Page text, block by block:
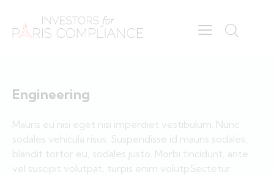
Engineering
Mauris eu nisi eget nisi imperdiet vestibulum. Nunc
sodales vehicula risus. Suspendisse id mauris sodales,
blandit tortor eu, sodales justo. Morbi tincidunt, ante
vel suscipit volutpat, turpis enim volutpSectetur